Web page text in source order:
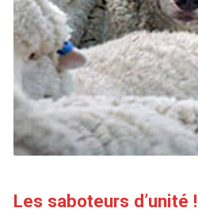
Les saboteurs d’unité !